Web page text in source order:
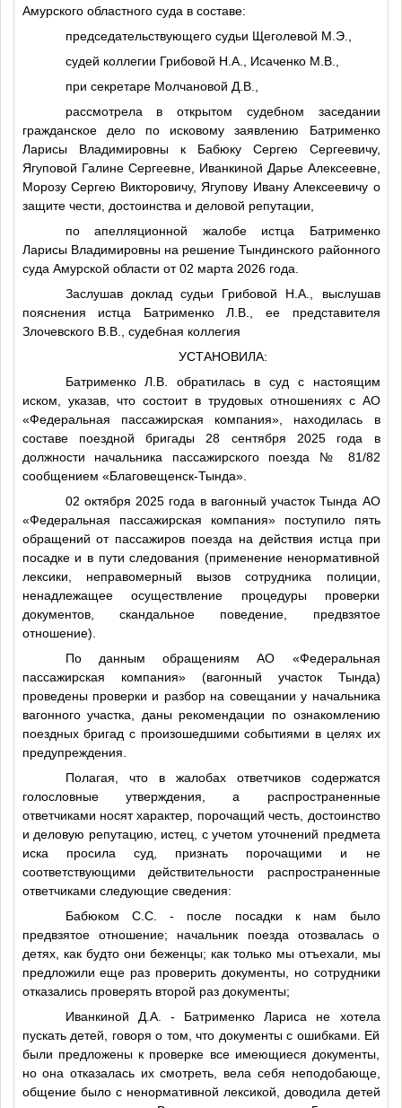
Амурского областного суда в составе:
председательствующего судьи Щеголевой М.Э.,
судей коллегии Грибовой Н.А., Исаченко М.В.,
при секретаре Молчановой Д.В.,
рассмотрела в открытом судебном заседании
гражданское дело по исковому заявлению Батрименко
Ларисы Владимировны к Бабюку Сергею Сергеевичу,
Ягуповой Галине Сергеевне, Иванкиной Дарье Алексеевне,
Морозу Сергею Викторовичу, Ягупову Ивану Алексеевичу о
защите чести, достоинства и деловой репутации,
по апелляционной жалобе истца Батрименко
Ларисы Владимировны на решение Тындинского районного
суда Амурской области от 02 марта 2026 года.
Заслушав доклад судьи Грибовой Н.А., выслушав
пояснения истца Батрименко Л.В., ее представителя
Злочевского В.В., судебная коллегия
УСТАНОВИЛА:
Батрименко Л.В. обратилась в суд с настоящим
иском, указав, что состоит в трудовых отношениях с АО
«Федеральная пассажирская компания», находилась в
составе поездной бригады 28 сентября 2025 года в
должности начальника пассажирского поезда № 81/82
сообщением «Благовещенск-Тында».
02 октября 2025 года в вагонный участок Тында АО
«Федеральная пассажирская компания» поступило пять
обращений от пассажиров поезда на действия истца при
посадке и в пути следования (применение ненормативной
лексики, неправомерный вызов сотрудника полиции,
ненадлежащее осуществление процедуры проверки
документов, скандальное поведение, предвзятое
отношение).
По данным обращениям АО «Федеральная
пассажирская компания» (вагонный участок Тында)
проведены проверки и разбор на совещании у начальника
вагонного участка, даны рекомендации по ознакомлению
поездных бригад с произошедшими событиями в целях их
предупреждения.
Полагая, что в жалобах ответчиков содержатся
голословные утверждения, а распространенные
ответчиками носят характер, порочащий честь, достоинство
и деловую репутацию, истец, с учетом уточнений предмета
иска просила суд, признать порочащими и не
соответствующими действительности распространенные
ответчиками следующие сведения:
Бабюком С.С. - после посадки к нам было
предвзятое отношение; начальник поезда отозвалась о
детях, как будто они беженцы; как только мы отъехали, мы
предложили еще раз проверить документы, но сотрудники
отказались проверять второй раз документы;
Иванкиной Д.А. - Батрименко Лариса не хотела
пускать детей, говоря о том, что документы с ошибками. Ей
были предложены к проверке все имеющиеся документы,
но она отказалась их смотреть, вела себя неподобающе,
общение было с ненормативной лексикой, доводила детей